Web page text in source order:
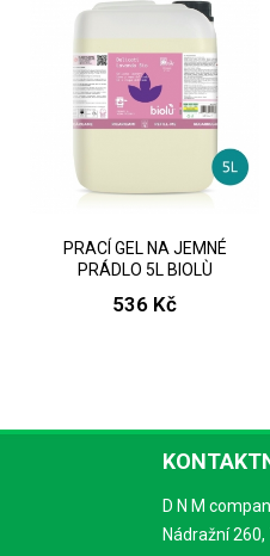
PRACÍ GEL NA JEMNÉ
PRÁDLO 5L BIOLÙ
536 Kč
D N M
Nádražní